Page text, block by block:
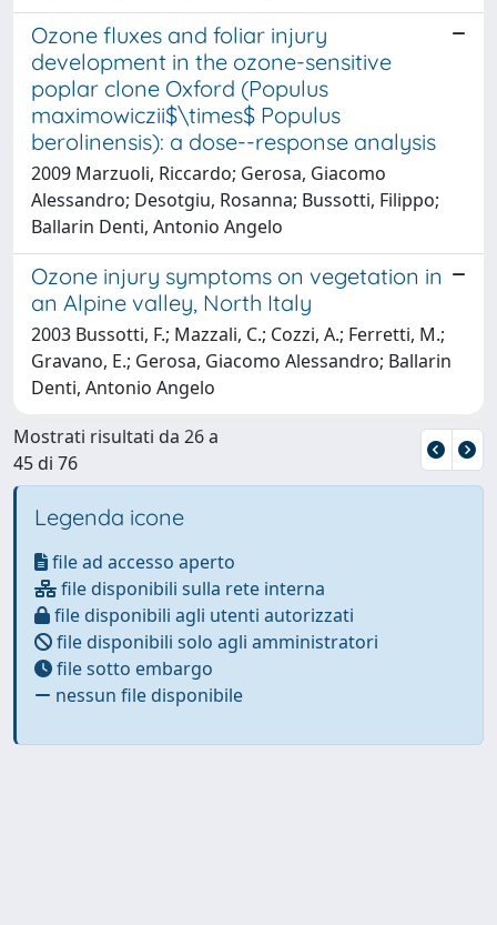
Ozone fluxes and foliar injury
development in the ozone-sensitive
poplar clone Oxford (Populus
maximowiczii$\times$ Populus
berolinensis): a dose--response analysis
2009 Marzuoli, Riccardo; Gerosa, Giacomo
Alessandro; Desotgiu, Rosanna; Bussotti, Filippo;
Ballarin Denti, Antonio Angelo
Ozone injury symptoms on vegetation in
an Alpine valley, North Italy
2003 Bussotti, F.; Mazzali, C.; Cozzi, A.; Ferretti, M.;
Gravano, E.; Gerosa, Giacomo Alessandro; Ballarin
Denti, Antonio Angelo
Mostrati risultati da 26 a
45 di 76
Legenda icone
file ad accesso aperto
file disponibili sulla rete interna
file disponibili agli utenti autorizzati
file disponibili solo agli amministratori
file sotto embargo
nessun file disponibile